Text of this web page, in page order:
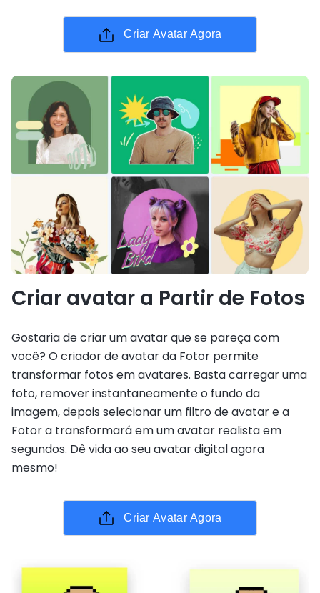
Criar Avatar Agora
Criar avatar a Partir de Fotos
Gostaria de criar um avatar que se pareça com
você? O criador de avatar da Fotor permite
transformar fotos em avatares. Basta carregar uma
foto, remover instantaneamente o fundo da
imagem, depois selecionar um filtro de avatar e a
Fotor a transformará em um avatar realista em
segundos. Dê vida ao seu avatar digital agora
mesmo!
Criar Avatar Agora